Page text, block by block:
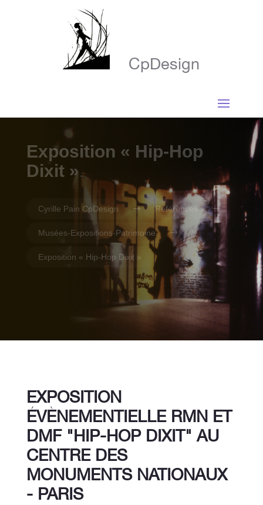
CpDesign
Exposition « Hip-Hop
Dixit »
Cyrille Pain CpDesign $ Références $
Musées-Expositions-Patrimoine $
Exposition « Hip-Hop Dixit »
EXPOSITION
ÉVÈNEMENTIELLE RMN ET
DMF "HIP-HOP DIXIT" AU
CENTRE DES
MONUMENTS NATIONAUX
- PARIS